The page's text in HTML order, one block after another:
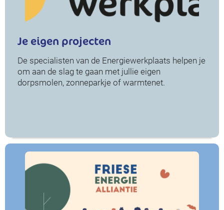
Je eigen projecten
De specialisten van de Energiewerkplaats helpen je
om aan de slag te gaan met jullie eigen
dorpsmolen, zonneparkje of warmtenet.